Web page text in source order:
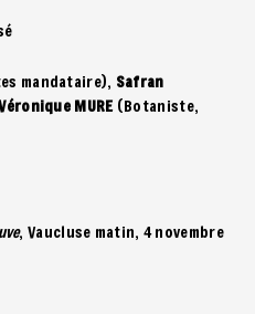
mandataire), Safran
MURE (Botaniste,
, Vaucluse matin, 4 novembre